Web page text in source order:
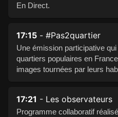
En Direct.
17:15 - #Pas2quartier
Une émission participative
quartiers populaires en
images tournées par leurs
17:21 - Les observateurs
Programme collaboratif